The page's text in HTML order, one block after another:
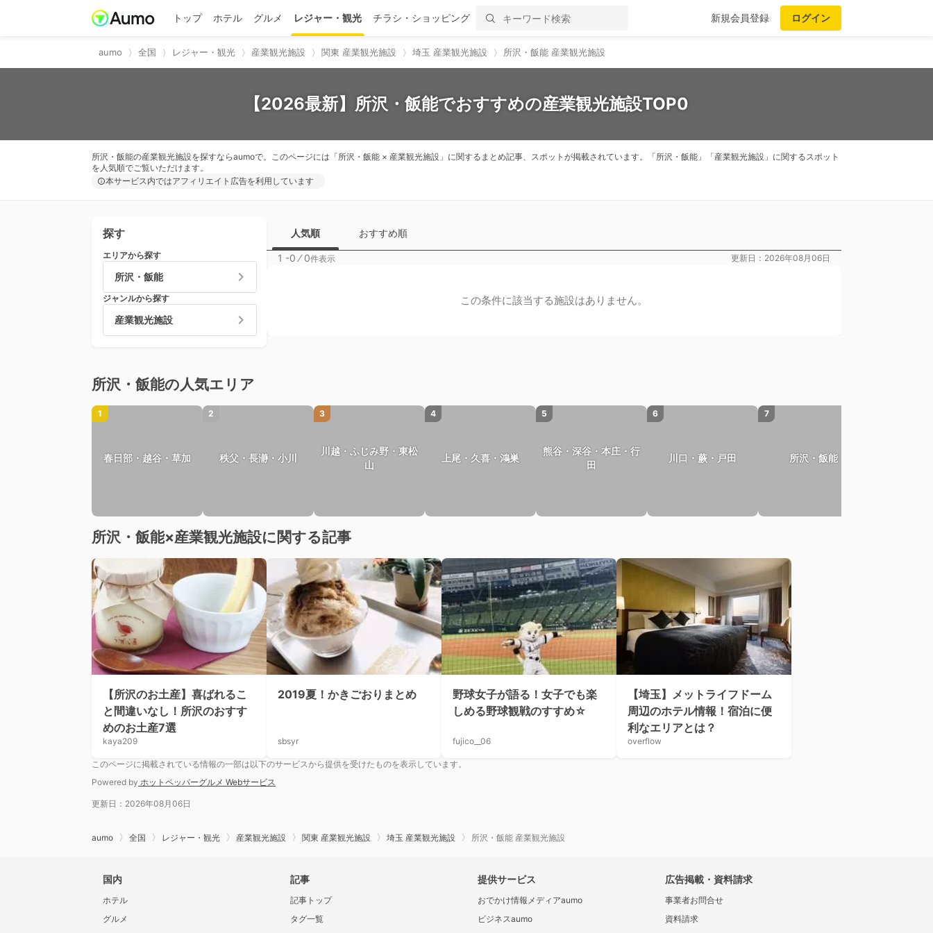
トップ ホテル グルメ レジャー・観光 チラシ・ショッピング 新規会員登録 ログイン
aumo 全国 レジャー・観光 産業観光施設 関東 産業観光施設 埼玉 産業観光施設 所沢・飯能 産業観光施設
【2026最新】所沢・飯能でおすすめの産業観光施設TOP0
所沢・飯能の産業観光施設を探すならaumoで。このページには「所沢・飯能 × 産業観光施設」に関するまとめ記事、スポットが掲載されています。「所沢・飯能」「産業観光施設」に関するスポット
を人気順でご覧いただけます。
本サービス内ではアフィリエイト広告を利用しています
探す
エリアから探す
所沢・飯能
ジャンルから探す
産業観光施設
人気順 おすすめ順
1 -0 ⁄0件表示 更新日：2026年08月06日
この条件に該当する施設はありません。
所沢・飯能の人気エリア
1
春日部・越谷・草加
2
秩父・長瀞・小川
3
川越・ふじみ野・東松
山
4
上尾・久喜・鴻巣
5
熊谷・深谷・本庄・行
田
6
川口・蕨・戸田
7
所沢・飯能
所沢・飯能×産業観光施設に関する記事
【所沢のお土産】喜ばれるこ
と間違いなし！所沢のおすす
めのお土産7選
kaya209
2019夏！かきごおりまとめ
sbsyr
野球女子が語る！女子でも楽
しめる野球観戦のすすめ☆
fujico__06
【埼玉】メットライフドーム
周辺のホテル情報！宿泊に便
利なエリアとは？
overflow
このページに掲載されている情報の一部は以下のサービスから提供を受けたものを表示しています。
Powered by ホットペッパーグルメ Webサービス
更新日：2026年08月06日
aumo 全国 レジャー・観光 産業観光施設 関東 産業観光施設 埼玉 産業観光施設 所沢・飯能 産業観光施設
国内
ホテル
グルメ
記事
記事トップ
タグ一覧
提供サービス
おでかけ情報メディアaumo
ビジネスaumo
広告掲載・資料請求
事業者お問合せ
資料請求